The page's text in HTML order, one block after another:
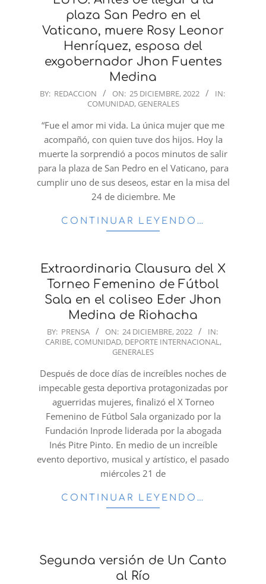
plaza San Pedro en el
Vaticano, muere Rosy Leonor
Henríquez, esposa del
exgobernador Jhon Fuentes
Medina
2022-
25
BY: REDACCION ON: 25 DICIEMBRE, 2022
IN:
COMUNIDAD, GENERALES
“Fue el amor mi vida. La única mujer que me
acompañó, con quien tuve dos hijos. Hoy la
muerte la sorprendió a pocos minutos de salir
para la plaza de San Pedro en el Vaticano, para
cumplir uno de sus deseos, estar en la misa del
24 de diciembre. Me
CONTINUAR LEYENDO…
Extraordinaria Clausura del X
Torneo Femenino de Fútbol
Sala en el coliseo Eder Jhon
Medina de Riohacha
2022-
12-
BY: PRENSA ON: 24 DICIEMBRE, 2022
IN:
CARIBE, COMUNIDAD, DEPORTE INTERNACIONAL,
GENERALES
Después de doce días de increíbles noches de
impecable gesta deportiva protagonizadas por
aguerridas mujeres, finalizó el X Torneo
Femenino de Fútbol Sala organizado por la
Fundación Inprode liderada por la abogada
Inés Pitre Pinto. En medio de un increíble
evento deportivo, musical y artístico, el pasado
miércoles 21 de
CONTINUAR LEYENDO…
Segunda versión de Un Canto
al Río